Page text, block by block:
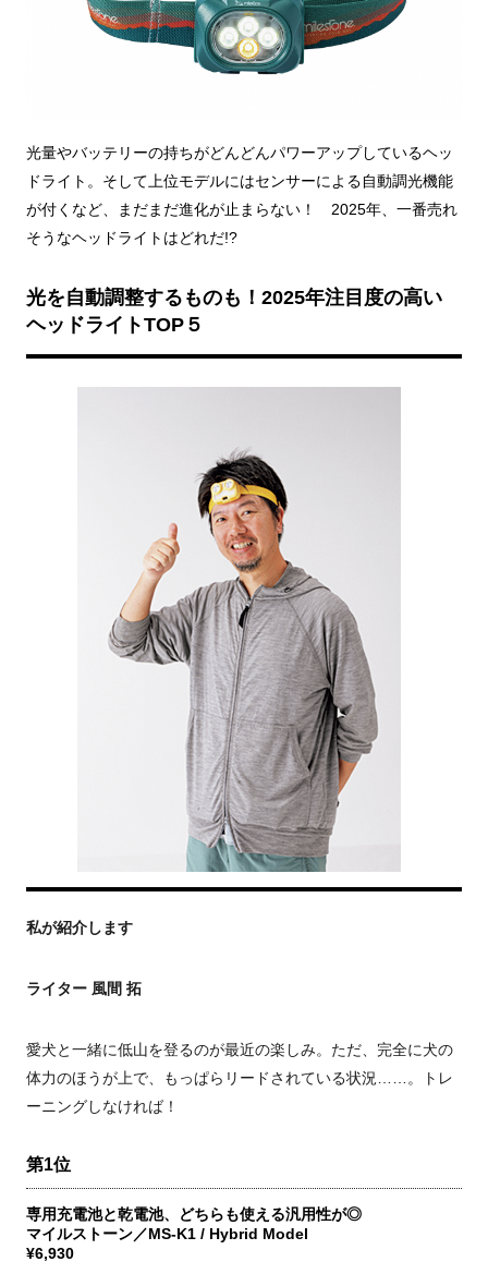
光量やバッテリーの持ちがどんどんパワーアップしているヘッ
ドライト。そして上位モデルにはセンサーによる自動調光機能
が付くなど、まだまだ進化が止まらない！ 2025年、一番売れ
そうなヘッドライトはどれだ!?
光を自動調整するものも！2025年注目度の高い
ヘッドライトTOP５
私が紹介します
ライター 風間 拓
愛犬と一緒に低山を登るのが最近の楽しみ。ただ、完全に犬の
体力のほうが上で、もっぱらリードされている状況……。トレ
ーニングしなければ！
第1位
専用充電池と乾電池、どちらも使える汎用性が◎
マイルストーン／MS-K1 / Hybrid Model
¥6,930